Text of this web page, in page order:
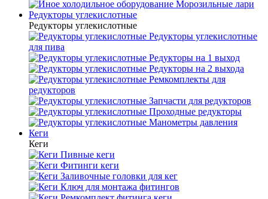
Морозильные лари
Редукторы углекислотные
Редукторы углекислотные
Редукторы углекислотные
для пива
Редукторы на 1 выход
Редукторы на 2 выхода
Ремкомплекты для
редукторов
Запчасти для редукторов
Проходные редукторы
Манометры давления
Кеги
Кеги
Пивные кеги
Фитинги кеги
Заливочные головки для кег
Ключ для монтажа фитингов